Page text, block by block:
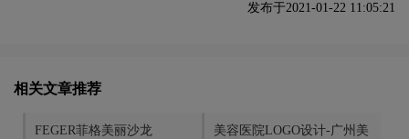
发布于2021-01-22 11:05:21
相关文章推荐
FEGER菲格美丽沙龙
美容医院LOGO设计-广州美